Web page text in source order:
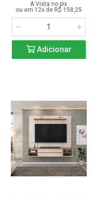
A Vista no pix
ou em 12x de R$ 158,25
Adicionar